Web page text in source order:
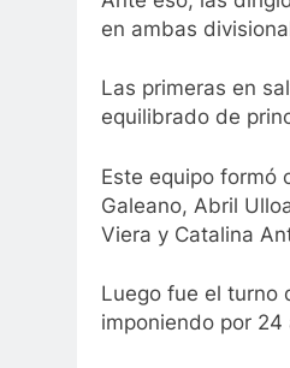
en ambas
Las primeras en
equilibrado de
Este equipo formó
Galeano, Abril
Viera y Catalina
Luego fue el turno
imponiendo por 24